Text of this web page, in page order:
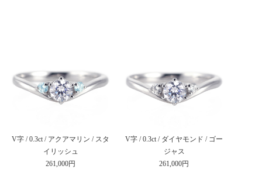
V字 / 0.3ct / アクアマリン / スタ
イリッシュ
261,000円
V字 / 0.3ct / ダイヤモンド / ゴー
ジャス
261,000円